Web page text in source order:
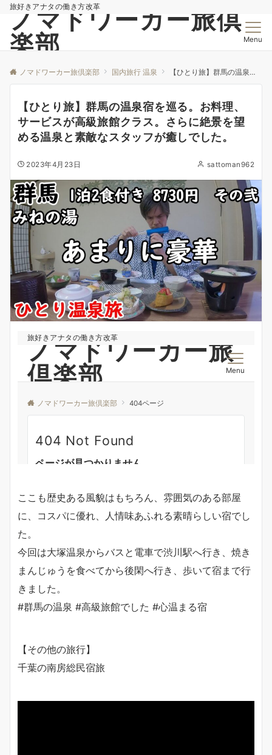
旅好きアナタの働き方改革
ノマドワーカー旅倶
楽部
Menu
ノマドワーカー旅倶楽部 国内旅行 温泉 【ひとり旅】群馬の温泉宿を巡る。お料理、サービスが高級旅館クラス。さらに絶景を望める温泉と素敵なスタッフが癒しでした。
【ひとり旅】群馬の温泉宿を巡る。お料理、
サービスが高級旅館クラス。さらに絶景を望
める温泉と素敵なスタッフが癒しでした。
2023年4月23日 sattoman962
ここも歴史ある風貌はもちろん、雰囲気のある部屋
に、コスパに優れ、人情味あふれる素晴らしい宿でし
た。
今回は大塚温泉からバスと電車で渋川駅へ行き、焼き
まんじゅうを食べてから後閑へ行き、歩いて宿まで行
きました。
#群馬の温泉 #高級旅館でした #心温まる宿
【その他の旅行】
千葉の南房総民宿旅